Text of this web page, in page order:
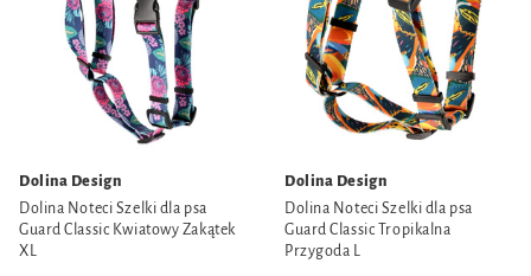
Dolina Design
Dolina Noteci Szelki dla psa
Guard Classic Kwiatowy Zakątek
XL
Dolina Design
Dolina Noteci Szelki dla psa
Guard Classic Tropikalna
Przygoda L